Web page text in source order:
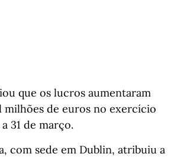
que os lucros aumentaram
milhões de euros no exercício
31 de março.
com sede em Dublin, atribuiu a